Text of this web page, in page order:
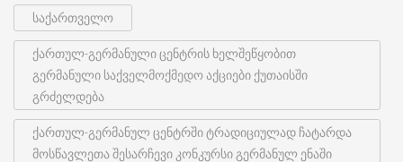
საქართველო
ქართულ-გერმანული ცენტრის ხელშეწყობით
გერმანული საქველმოქმედო აქციები ქუთაისში
გრძელდება
ქართულ-გერმანულ ცენტრში ტრადიციულად ჩატარდა
მოსწავლეთა შესარჩევი კონკურსი გერმანულ ენაში